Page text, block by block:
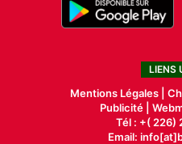
LIENS
Mentions Légales |
Publicité|
Tél : +( 226)
Email: